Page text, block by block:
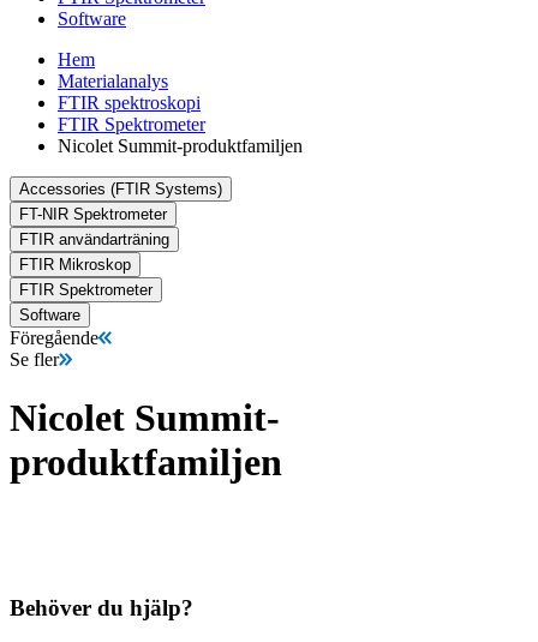
Software
Hem
Materialanalys
FTIR spektroskopi
FTIR Spektrometer
Nicolet Summit-produktfamiljen
Accessories (FTIR Systems)
FT-NIR Spektrometer
FTIR användarträning
FTIR Mikroskop
FTIR Spektrometer
Software
Föregående
Se fler
Nicolet Summit-
produktfamiljen
Behöver du hjälp?